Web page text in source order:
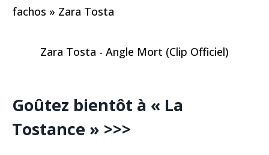
fachos » Zara Tosta
Zara Tosta - Angle Mort (Clip Officiel)
Goûtez bientôt à « La
Tostance » >>>